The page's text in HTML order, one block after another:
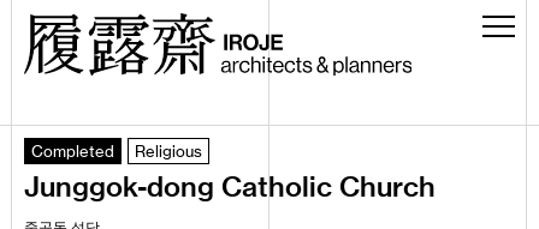
Completed Religious
Junggok-dong Catholic Church